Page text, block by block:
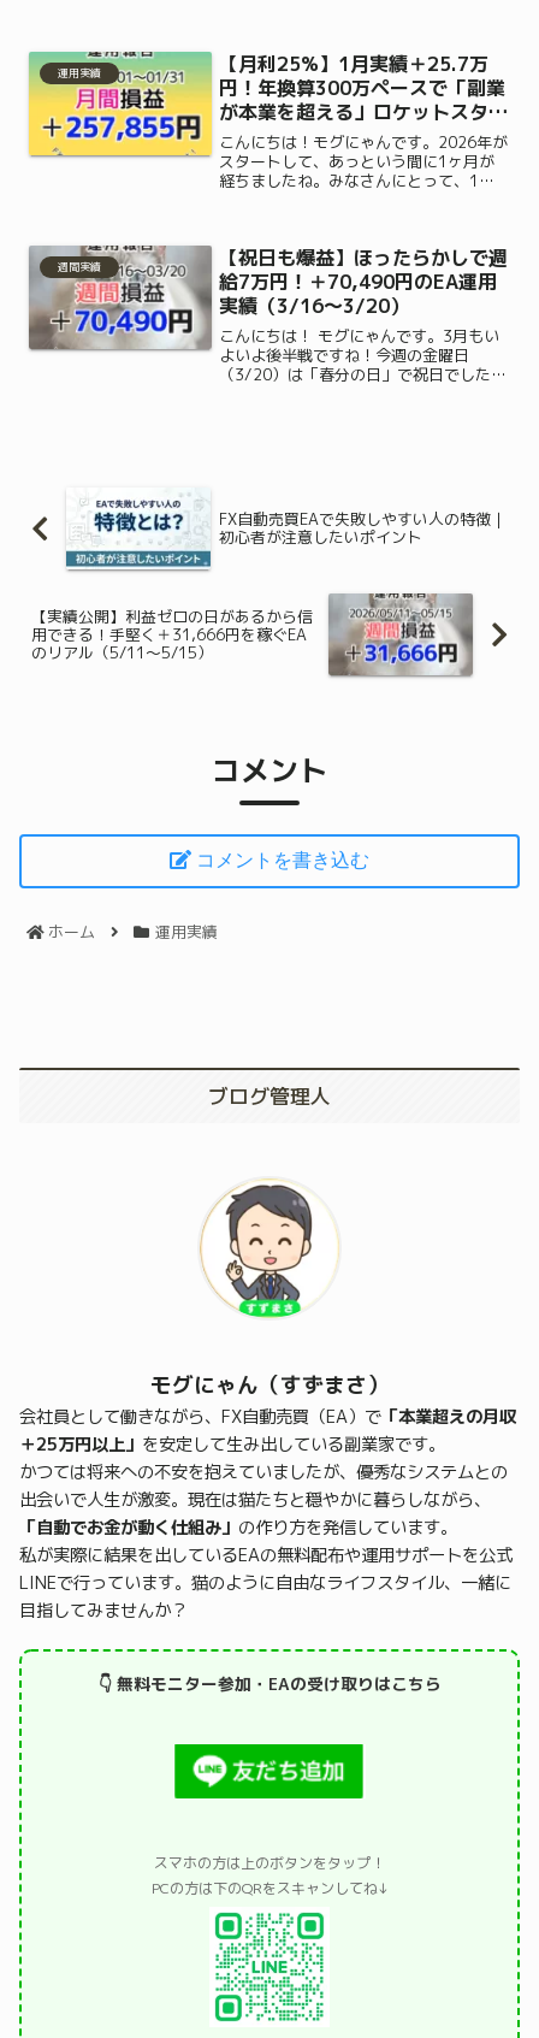
買）は休むことなく世界の...
運用実績
【月利25%】1月実績＋25.7万
円！年換算300万ペースで「副業
が本業を超える」ロケットスター
ト
こんにちは！モグにゃんです。2026年が
スタートして、あっという間に1ヶ月が
経ちましたね。みなさんにとって、1月
な声も聞こえてきそうで...
週間実績
【祝日も爆益】ほったらかしで週
給7万円！＋70,490円のEA運用
実績（3/16〜3/20）
こんにちは！ モグにゃんです。3月もい
よいよ後半戦ですね！今週の金曜日
（3/20）は「春分の日」で祝日でした
FX自動売買EAで失敗しやすい人の特徴｜
初心者が注意したいポイント
【実績公開】利益ゼロの日があるから信
用できる！手堅く＋31,666円を稼ぐEA
のリアル（5/11〜5/15）
コメント
コメントを書き込む
ホーム 運用実績
ブログ管理人
モグにゃん（すずまさ）
会社員として働きながら、FX自動売買（EA）で 「本業超えの月収
＋25万円以上」 を安定して生み出している副業家です。
かつては将来への不安を抱えていましたが、優秀なシステムとの
出会いで人生が激変。現在は猫たちと穏やかに暮らしながら、
「自動でお金が動く仕組み」 の作り方を発信しています。
私が実際に結果を出しているEAの無料配布や運用サポートを公式
LINEで行っています。猫のように自由なライフスタイル、一緒に
目指してみませんか？
👇 無料モニター参加・EAの受け取りはこちら
スマホの方は上のボタンをタップ！
PCの方は下のQRをスキャンしてね↓